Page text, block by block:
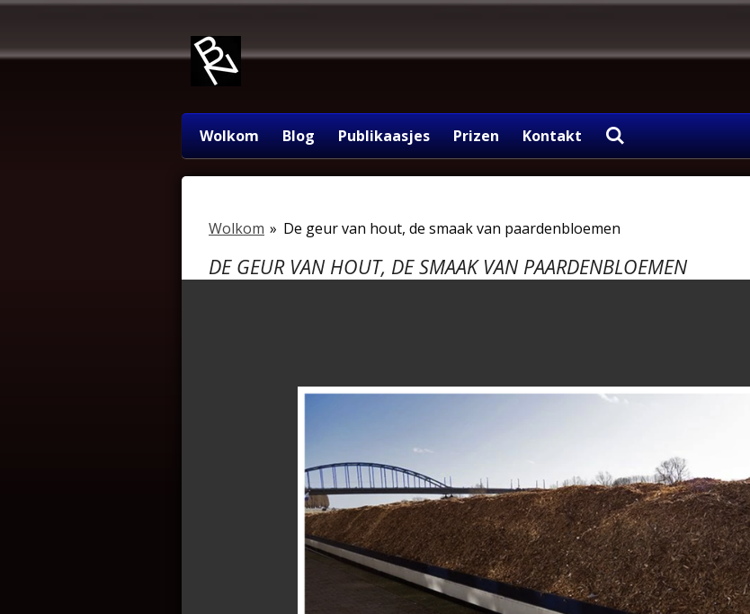
naar
Wolkom Blog Publikaasjes Prizen Kontakt
Wolkom » De geur van hout, de smaak van paardenbloemen
DE GEUR VAN HOUT, DE SMAAK VAN PAARDENBLOEMEN